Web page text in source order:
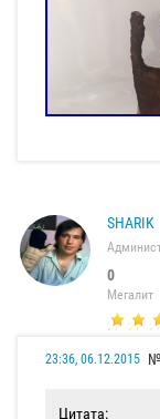
SHARIK
0
Мегалит
23:36, 06.12.2015
Цитата: